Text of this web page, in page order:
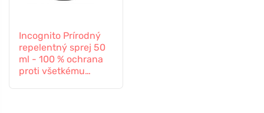
Incognito Prírodný
repelentný sprej 50
ml - 100 % ochrana
proti všetkému